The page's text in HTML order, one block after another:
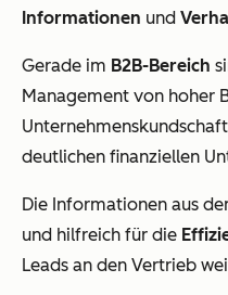
Informationen und
Gerade im B2B-Bereich
Management von hoher
deutlichen finanziellen
Die Informationen aus
und hilfreich für die
Leads an den Vertrieb